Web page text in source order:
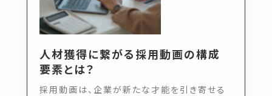
人材獲得に繋がる採用動画の構成
要素とは？
採用動画は、企業が新たな才能を引き寄せる